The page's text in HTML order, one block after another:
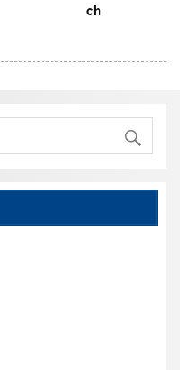
ch